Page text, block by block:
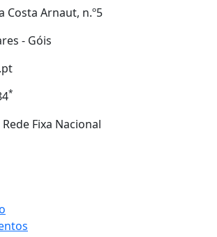
Costa Arnaut, n.º5
- Góis
*
Fixa Nacional